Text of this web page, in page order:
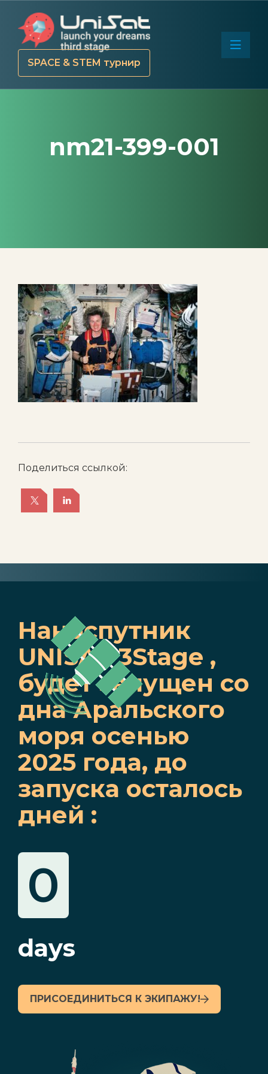
SPACE & STEM турнир
nm21-399-001
Поделиться ссылкой:
Наноспутник
UNISAT 3Stage ,
будет запущен со
дна Аральского
моря осенью
2025 года, до
запуска осталось
дней :
0
days
ПРИСОЕДИНИТЬСЯ К ЭКИПАЖУ!